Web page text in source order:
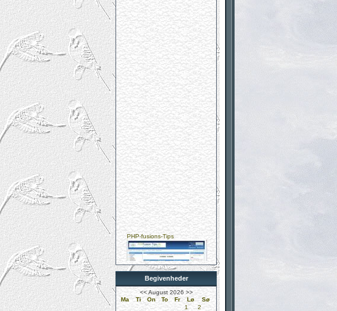
PHP-fusions-Tips
Kungelundens Dyreklinik
Begivenheder
<< August 2026 >>
Ma
Ti On To Fr Lø
Sø
1
2